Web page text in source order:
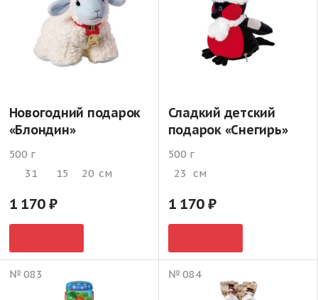
Новогодний подарок
«Блондин»
500 г
31
15 20 см
1 170
Сладкий детский
подарок «Снегирь»
500 г
23 см
1 170
№ 083 № 084